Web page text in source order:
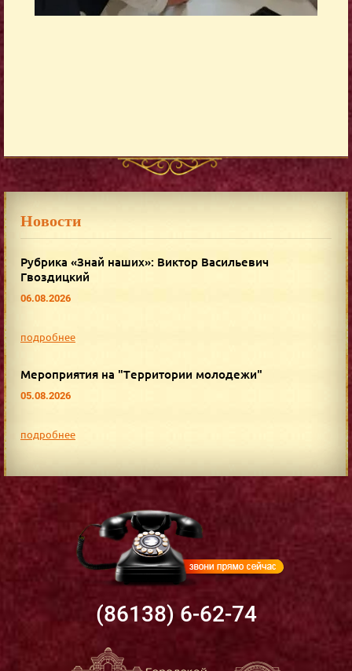
Новости
Рубрика «Знай наших»: Виктор Васильевич
Гвоздицкий
06.08.2026
подробнее
Мероприятия на "Территории молодежи"
05.08.2026
подробнее
(86138) 6-62-74